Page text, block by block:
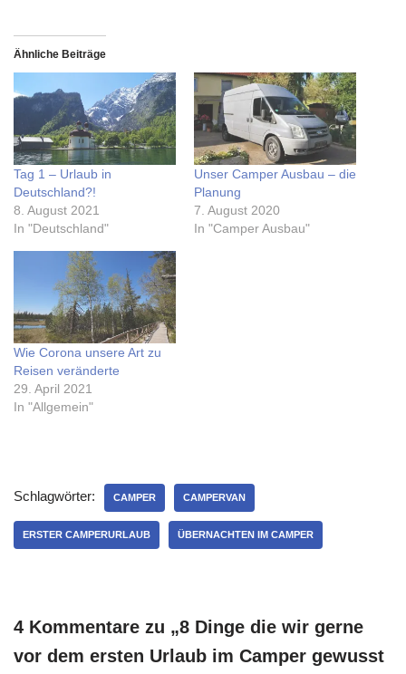
Ähnliche Beiträge
Tag 1 – Urlaub in
Deutschland?!
8. August 2021
In "Deutschland"
Unser Camper Ausbau – die
Planung
7. August 2020
In "Camper Ausbau"
Wie Corona unsere Art zu
Reisen veränderte
29. April 2021
In "Allgemein"
Schlagwörter: CAMPER CAMPERVAN
ERSTER CAMPERURLAUB ÜBERNACHTEN IM CAMPER
4 Kommentare zu „8 Dinge die wir gerne
vor dem ersten Urlaub im Camper gewusst